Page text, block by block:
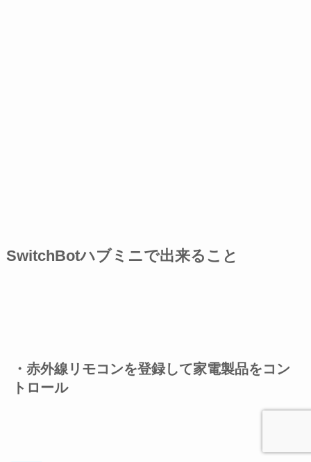
SwitchBotハブミニで出来ること
・赤外線リモコンを登録して家電製品をコン
トロール